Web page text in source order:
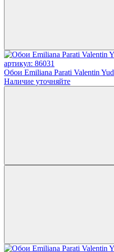
артикул: 86031
Обои Emiliana Parati Valentin
Наличие уточняйте